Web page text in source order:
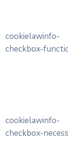
cookielawinfo-
checkbox-
cookielawinfo-
checkbox-